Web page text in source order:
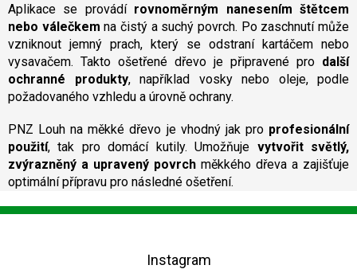
i
s
u
Aplikace se provádí rovnoměrným nanesením štětcem
nebo válečkem na čistý a suchý povrch. Po zaschnutí může
vzniknout jemný prach, který se odstraní kartáčem nebo
vysavačem. Takto ošetřené dřevo je připravené pro další
ochranné produkty, například vosky nebo oleje, podle
požadovaného vzhledu a úrovně ochrany.
PNZ Louh na měkké dřevo je vhodný jak pro profesionální
použití, tak pro domácí kutily. Umožňuje vytvořit světlý,
zvýrazněný a upravený povrch měkkého dřeva a zajišťuje
optimální přípravu pro následné ošetření.
Z
Instagram